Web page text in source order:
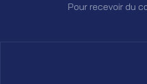
Pour recevoir du